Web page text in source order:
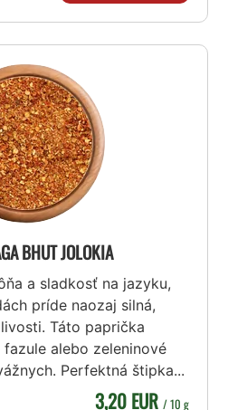
BHUT JOLOKIA
a sladkosť na jazyku,
príde naozaj silná,
Táto paprička
alebo zeleninové
Perfektná štipka...
3,20 EUR / 10 g